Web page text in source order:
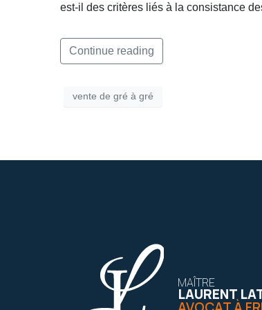
est-il des critères liés à la consistance
Continue reading
vente de gré à gré
MAÎTRE
LAURENT